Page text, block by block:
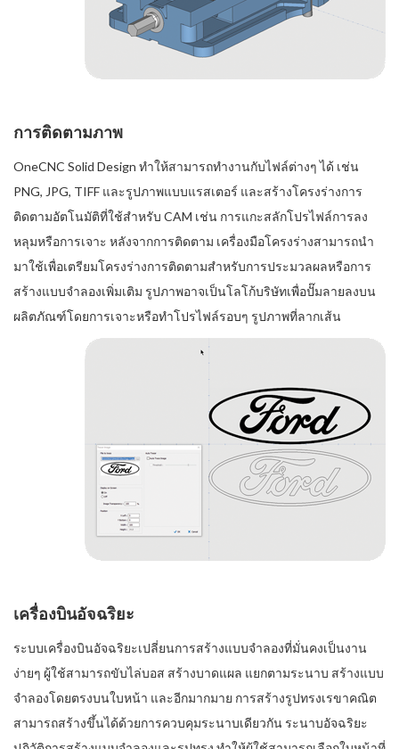
การติดตามภาพ
OneCNC Solid Design ทำให้สามารถทำงานกับไฟล์ต่างๆ ได้ เช่น
PNG, JPG, TIFF และรูปภาพแบบแรสเตอร์ และสร้างโครงร่างการ
ติดตามอัตโนมัติที่ใช้สำหรับ CAM เช่น การแกะสลักโปรไฟล์การลง
หลุมหรือการเจาะ หลังจากการติดตาม เครื่องมือโครงร่างสามารถนำ
มาใช้เพื่อเตรียมโครงร่างการติดตามสำหรับการประมวลผลหรือการ
สร้างแบบจำลองเพิ่มเติม รูปภาพอาจเป็นโลโก้บริษัทเพื่อปั๊มลายลงบน
ผลิตภัณฑ์โดยการเจาะหรือทำโปรไฟล์รอบๆ รูปภาพที่ลากเส้น
เครื่องบินอัจฉริยะ
ระบบเครื่องบินอัจฉริยะเปลี่ยนการสร้างแบบจำลองที่มั่นคงเป็นงาน
ง่ายๆ ผู้ใช้สามารถขับไล่บอส สร้างบาดแผล แยกตามระนาบ สร้างแบบ
จำลองโดยตรงบนใบหน้า และอีกมากมาย การสร้างรูปทรงเรขาคณิต
สามารถสร้างขึ้นได้ด้วยการควบคุมระนาบเดียวกัน ระนาบอัจฉริยะ